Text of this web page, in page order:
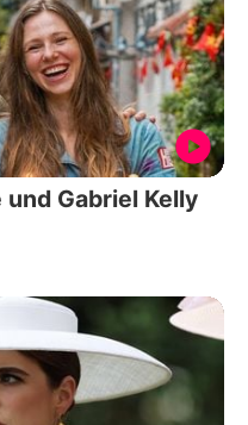
Gabriel Kelly